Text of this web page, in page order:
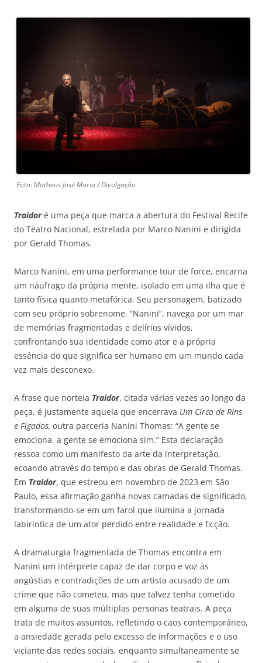
Foto: Matheus José Maria / Divulgação
Traidoré uma peça que marca a abertura do Festival Recife
do Teatro Nacional, estrelada por Marco Nanini e dirigida
por Gerald Thomas.
Marco Nanini, em uma performance tour de force, encarna
um náufrago da própria mente, isolado em uma ilha que é
tanto física quanto metafórica. Seu personagem, batizado
com seu próprio sobrenome, “Nanini”, navega por um mar
de memórias fragmentadas e delírios vívidos,
confrontando sua identidade como ator e a própria
essência do que significa ser humano em um mundo cada
vez mais desconexo.
A frase que norteia Traidor, citada várias vezes ao longo da
peça, é justamente aquela que encerrava Um Circo de Rins
e Fígados, outra parceria Nanini Thomas: “A gente se
emociona, a gente se emociona sim.” Esta declaração
ressoa como um manifesto da arte da interpretação,
ecoando através do tempo e das obras de Gerald Thomas.
Em Traidor, que estreou em novembro de 2023 em São
Paulo, essa afirmação ganha novas camadas de significado,
transformando-se em um farol que ilumina a jornada
labiríntica de um ator perdido entre realidade e ficção.
A dramaturgia fragmentada de Thomas encontra em
Nanini um intérprete capaz de dar corpo e voz às
angústias e contradições de um artista acusado de um
crime que não cometeu, mas que talvez tenha cometido
em alguma de suas múltiplas personas teatrais. A peça
trata de muitos assuntos, refletindo o caos contemporâneo,
a ansiedade gerada pelo excesso de informações e o uso
viciante das redes sociais, enquanto simultaneamente se